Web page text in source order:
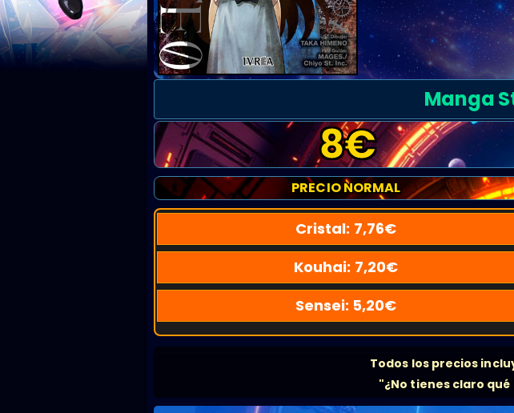
Manga
8€
PRECIO NORMAL
Cristal: 7,76€
Kouhai: 7,20€
Sensei: 5,20€
Todos los precios
"¿No tienes claro